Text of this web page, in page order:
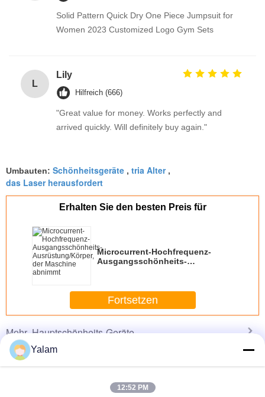
Solid Pattern Quick Dry One Piece Jumpsuit for
Women 2023 Customized Logo Gym Sets
L
Lily
Hilfreich (666)
"Great value for money. Works perfectly and
arrived quickly. Will definitely buy again."
Umbauten: Schönheitsgeräte , tria Alter,
das Laser herausfordert
Erhalten Sie den besten Preis für
Microcurrent-Hochfrequenz-
Ausgangsschönheits-
Fortsetzen
MehrHauptschönheits-Geräte
Yalam
12:52 PM